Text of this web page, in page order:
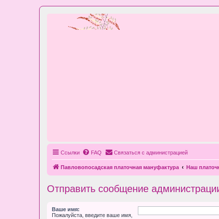
Ссылки FAQ Связаться с администрацией
Павловопосадская платочная мануфактура Наш
Отправить сообщение
Ваше имя:
Пожалуйста, введите ваше имя,